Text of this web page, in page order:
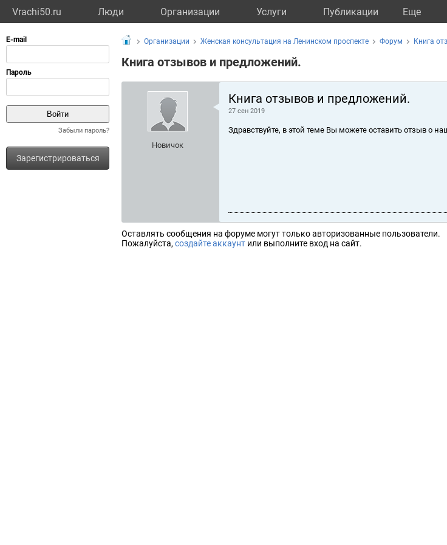
Vrachi50.ru Люди Организации Услуги Публикации Eще
Забыли пароль?
Зарегистрироваться
Организации Женская консультация на Ленинском проспекте Форум Книга
Книга отзывов и предложений.
Новичок
Книга отзывов и предложений.
27 сен 2019
Здравствуйте, в этой теме Вы можете оставить отзыв о
Оставлять сообщения на форуме могут только авторизованные пользователи.
Пожалуйста, создайте аккаунт или выполните вход на сайт.